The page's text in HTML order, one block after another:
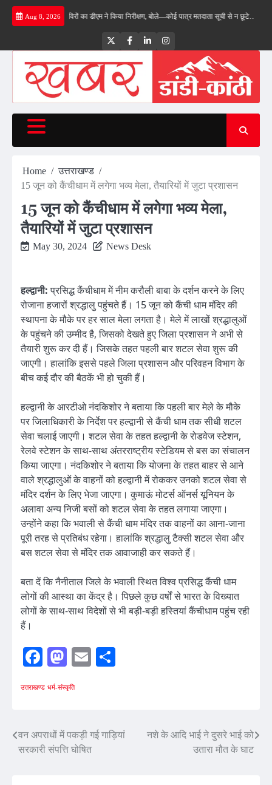
Skip
Aug 8, 2026
एसआईआर शिविरों का डीएम ने किया निरीक्षण, बोले—कोई पात्र मतदाता सूची से न छूटे… तीलू रौतेली
TwitterFacebookLinkedInInstagram
Home
उत्तराखण्ड
15 जून को कैंचीधाम में लगेगा भव्य मेला, तैयारियों में जुटा प्रशासन
15 जून को कैंचीधाम में लगेगा भव्य मेला,
तैयारियों में जुटा प्रशासन
May 30, 2024 News Desk
हल्द्वानी:प्रसिद्ध कैंचीधाम में नीम करौली बाबा के दर्शन करने के लिए
रोजाना हजारों श्रद्धालु पहुंचते हैं। 15 जून को कैंची धाम मंदिर की
स्थापना के मौके पर हर साल मेला लगता है। मेले में लाखों श्रद्धालुओं
के पहुंचने की उम्मीद है, जिसको देखते हुए जिला प्रशासन ने अभी से
तैयारी शुरू कर दी हैं। जिसके तहत पहली बार शटल सेवा शुरू की
जाएगी। हालांकि इससे पहले जिला प्रशासन और परिवहन विभाग के
बीच कई दौर की बैठकें भी हो चुकी हैं।
हल्द्वानी के आरटीओ नंदकिशोर ने बताया कि पहली बार मेले के मौके
पर जिलाधिकारी के निर्देश पर हल्द्वानी से कैंची धाम तक सीधी शटल
सेवा चलाई जाएगी। शटल सेवा के तहत हल्द्वानी के रोडवेज स्टेशन,
रेलवे स्टेशन के साथ-साथ अंतरराष्ट्रीय स्टेडियम से बस का संचालन
किया जाएगा। नंदकिशोर ने बताया कि योजना के तहत बाहर से आने
वाले श्रद्धालुओं के वाहनों को हल्द्वानी में रोककर उनको शटल सेवा से
मंदिर दर्शन के लिए भेजा जाएगा। कुमाऊं मोटर्स ऑनर्स यूनियन के
अलावा अन्य निजी बसों को शटल सेवा के तहत लगाया जाएगा।
उन्होंने कहा कि भवाली से कैंची धाम मंदिर तक वाहनों का आना-जाना
पूरी तरह से प्रतिबंध रहेगा। हालांकि श्रद्धालु टैक्सी शटल सेवा और
बस शटल सेवा से मंदिर तक आवाजाही कर सकते हैं।
बता दें कि नैनीताल जिले के भवाली स्थित विश्व प्रसिद्ध कैंची धाम
लोगों की आस्था का केंद्र है। पिछले कुछ वर्षों से भारत के विख्यात
लोगों के साथ-साथ विदेशों से भी बड़ी-बड़ी हस्तियां कैंचीधाम पहुंच रही
हैं।
Facebook
Mastodon
Email
उत्तराखण्ड धर्म-संस्कृति
Post
वन अपराधों में पकड़ी गई गाड़ियां
सरकारी संपत्ति घोषित
नशे के आदि भाई ने दुसरे भाई को
उतारा मौत के घाट